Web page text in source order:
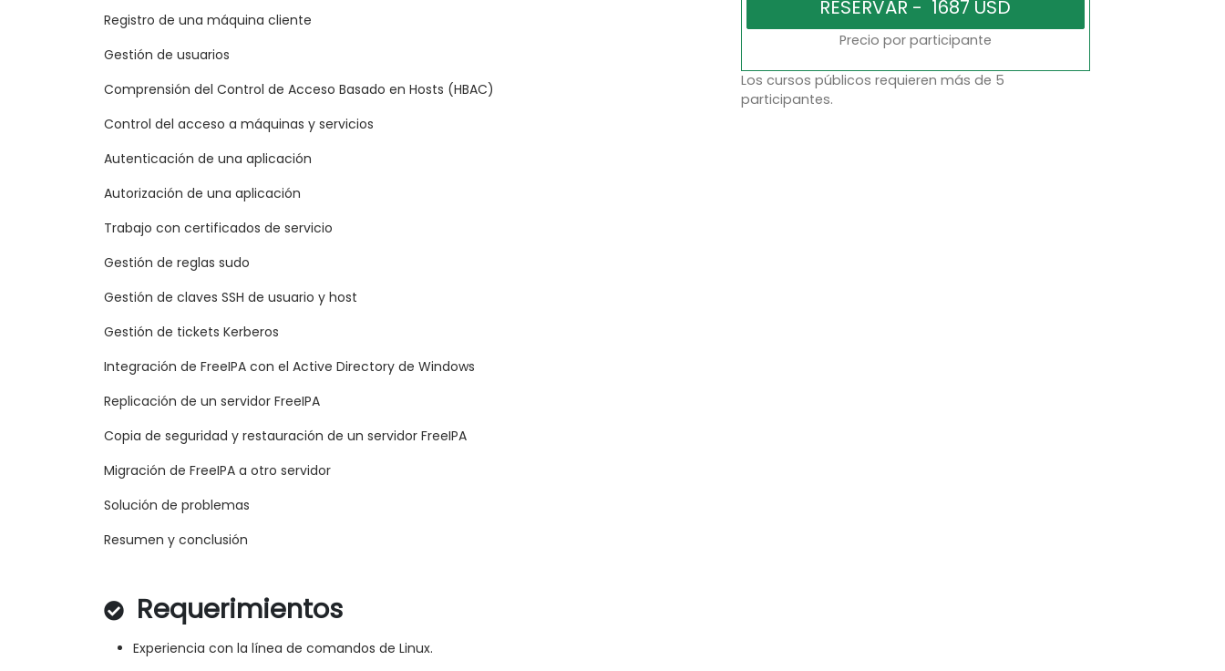
Registro de una máquina cliente
Gestión de usuarios
Comprensión del Control de Acceso Basado en Hosts (HBAC)
Control del acceso a máquinas y servicios
Autenticación de una aplicación
Autorización de una aplicación
Trabajo con certificados de servicio
Gestión de reglas sudo
Gestión de claves SSH de usuario y host
Gestión de tickets Kerberos
Integración de FreeIPA con el Active Directory de Windows
Replicación de un servidor FreeIPA
Copia de seguridad y restauración de un servidor FreeIPA
Migración de FreeIPA a otro servidor
Solución de problemas
Resumen y conclusión
Requerimientos
Experiencia con la línea de comandos de Linux.
Precio por participante
Los cursos públicos requieren más de 5
participantes.